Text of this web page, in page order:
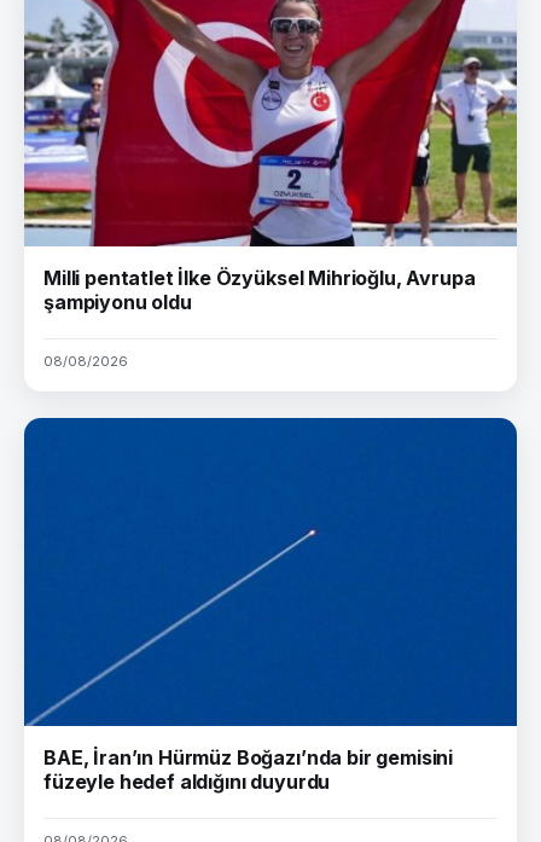
Milli pentatlet İlke Özyüksel Mihrioğlu, Avrupa
şampiyonu oldu
08/08/2026
BAE, İran’ın Hürmüz Boğazı’nda bir gemisini
füzeyle hedef aldığını duyurdu